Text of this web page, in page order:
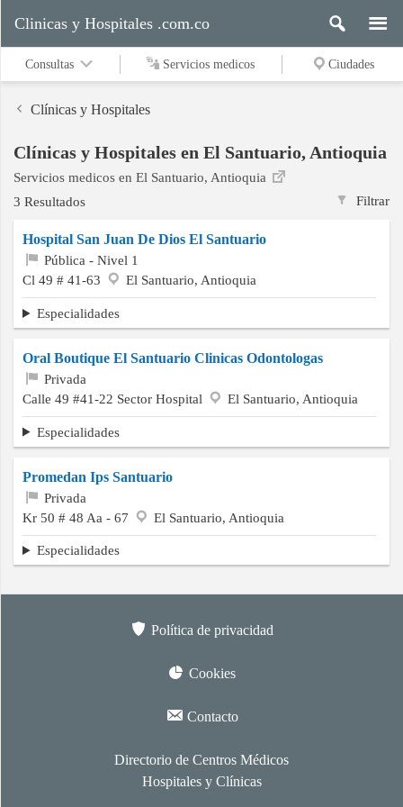
medicos
Ciudades
Buscar
Contacto
Clinicas y Hospitales .com.co
Consultas Servicios medicos Ciudades
Clínicas y Hospitales
Clínicas y Hospitales en El Santuario, Antioquia
Servicios medicos en El Santuario, Antioquia
Filtrar
3 Resultados
Hospital San Juan De Dios El Santuario
Pública - Nivel 1
Cl 49 # 41-63
El Santuario, Antioquia
Especialidades
Oral Boutique El Santuario Clinicas Odontologas
Privada
Calle 49 #41-22 Sector Hospital
El Santuario, Antioquia
Especialidades
Promedan Ips Santuario
Privada
Kr 50 # 48 Aa - 67
El Santuario, Antioquia
Especialidades
Política de privacidad
Cookies
Contacto
Directorio de Centros Médicos
Hospitales y Clínicas